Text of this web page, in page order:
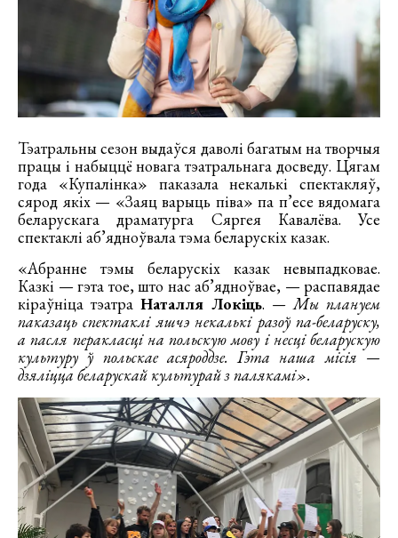
Тэатральны сезон выдаўся даволі багатым на творчыя
працы і набыццё новага тэатральнага досведу. Цягам
года «Купалінка» паказала некалькі спектакляў,
сярод якіх — «Заяц варыць піва» па п’есе вядомага
беларускага драматурга Сяргея Кавалёва. Усе
спектаклі аб’ядноўвала тэма беларускіх казак.
«Абранне тэмы беларускіх казак невыпадковае.
Казкі — гэта тое, што нас аб’ядноўвае, — распавядае
кіраўніца тэатраНаталля Локіць. — Мы плануем
паказаць спектаклі яшчэ некалькі разоў па-беларуску,
а пасля перакласці на польскую мову і несці беларускую
культуру ў польскае асяроддзе. Гэта наша місія —
дзяліцца беларускай культурай з палякамі».